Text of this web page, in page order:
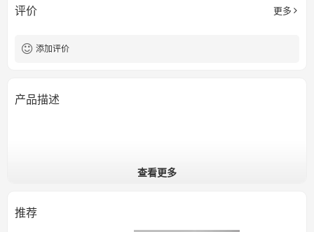
评价 更多
添加评价
产品描述
查看更多
推荐